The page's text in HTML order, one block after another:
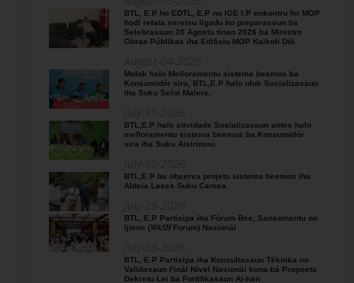
BTL, E.P ho EDTL, E.P no IGE I.P enkontru ho MOP
hodi relata servisu ligadu ho preparasaun ba
Selebrasaun 20 Agostu tinan 2026 ba Ministro
Obras Públikas iha Edifisiu MOP Kaikoli Dili.
Molok halo Melloramentu sistema beemos ba
Konsumidór sira, BTL,E.P halo uluk Sosializasaun
iha Suku Seloi Malere,
BTL,E.P halo atividade Sosializasaun antes halo
melloramentu sistema beemos ba Konsumidór
sira iha Suku Aisirimou.
BTL,E.P ba observa projetu sistema beemos iha
Aldeia Lases Suku Camea.
BTL, E.P Partisipa iha Fórum Bee, Saneamentu no
Ijiene (𝑊𝐴𝑆𝐻 Forum) Nasionál
BTL, E.P Partisipa iha Konsultasaun Téknika no
Validasaun Finál Nível Nasionál kona-bá Proposta
Dekretu Lei ba Fortifikasaun Ai-han